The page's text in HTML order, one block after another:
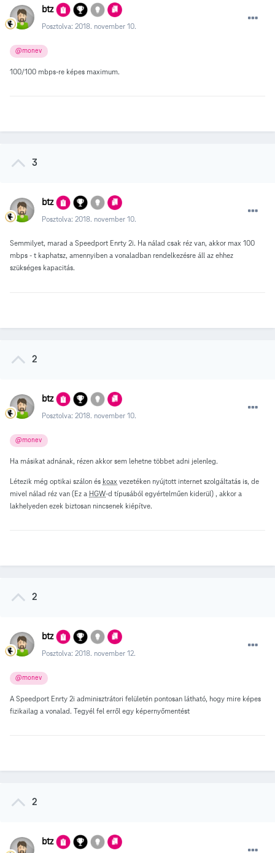
btz
Posztolva: 2018. november 10.
@monev
100/100 mbps-re képes maximum.
3
btz
Posztolva: 2018. november 10.
Semmilyet, marad a Speedport Enrty 2i. Ha nálad csak réz van, akkor max 100
mbps - t kaphatsz, amennyiben a vonaladban rendelkezésre áll az ehhez
szükséges kapacitás.
2
btz
Posztolva: 2018. november 10.
@monev
Ha másikat adnának, rézen akkor sem lehetne többet adni jelenleg.
Létezik még optikai szálon és koax vezetéken nyújtott internet szolgáltatás is, de
mivel nálad réz van (Ez a HGW-d típusából egyértelműen kiderül) , akkor a
lakhelyeden ezek biztosan nincsenek kiépítve.
2
btz
Posztolva: 2018. november 12.
@monev
A Speedport Enrty 2i adminisztrátori felületén pontosan látható, hogy mire képes
fizikailag a vonalad. Tegyél fel erről egy képernyőmentést
2
btz